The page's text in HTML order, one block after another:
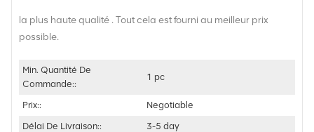
la plus haute qualité . Tout cela est fourni au meilleur prix
possible.
Min. Quantité De
Commande::
1 pc
Prix::
Negotiable
Délai De Livraison::
3-5 day